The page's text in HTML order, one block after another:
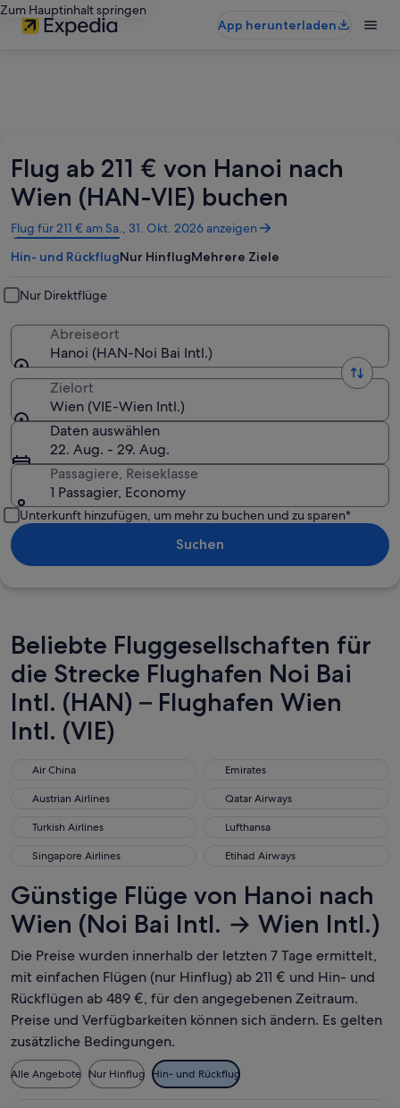
Zum Hauptinhalt springen
App herunterladen
Flug ab 211 € von Hanoi nach
Wien (HAN-VIE) buchen
Flug für 211 € am Sa., 31. Okt. 2026 anzeigen
Wird
in
einem
Fenster
geöffnet
Hin- und RückflugNur HinflugMehrere Ziele
Nur Direktflüge
Abreiseort
Hanoi (HAN-Noi Bai Intl.)
Zielort
Wien (VIE-Wien Intl.)
Daten auswählen
22. Aug. - 29. Aug.
Passagiere, Reiseklasse
1 Passagier, Economy
Unterkunft hinzufügen, um mehr zu buchen und zu sparen*
Suchen
Beliebte Fluggesellschaften für
die Strecke Flughafen Noi Bai
Intl. (HAN) – Flughafen Wien
Intl. (VIE)
Air China
Air China Emirates
Emirates
Austrian Airlines
Austrian Airlines Qatar Airways
Qatar Airways
Turkish Airlines
Turkish Airlines Lufthansa
Lufthansa
Singapore Airlines
Singapore Airlines Etihad Airways
Etihad Airways
Günstige Flüge von Hanoi nach
Wien (Noi Bai Intl. → Wien Intl.)
Die Preise wurden innerhalb der letzten 7 Tage ermittelt,
mit einfachen Flügen (nur Hinflug) ab 211 € und Hin- und
Rückflügen ab 489 €, für den angegebenen Zeitraum.
Preise und Verfügbarkeiten können sich ändern. Es gelten
zusätzliche Bedingungen.
Alle Angebote Nur Hinflug Hin- und Rückflug